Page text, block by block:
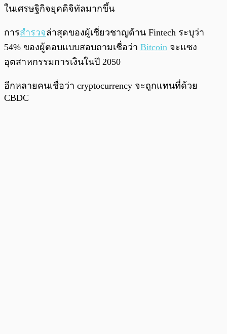
ในเศรษฐิกิจยุคดิจิทัลมากขึ้น
การสำรวจล่าสุดของผู้เชี่ยวชาญด้าน Fintech ระบุว่า
54% ของผู้ตอบแบบสอบถามเชื่อว่า Bitcoin จะแซง
อุตสาหกรรมการเงินในปี 2050
อีกหลายคนเชื่อว่า cryptocurrency จะถูกแทนที่ด้วย
CBDC